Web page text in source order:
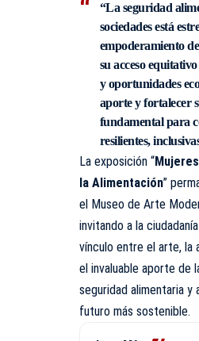
“La seguridad
sociedades está
empoderamiento
su acceso
y oportunidades
aporte y fortalecer
fundamental para
resilientes,
La exposición “
la Alimentación”
el Museo de Arte
invitando a la
vínculo entre el arte, la
el invaluable aporte de
seguridad alimentaria y
futuro más sostenible.